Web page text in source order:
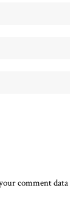
comment data